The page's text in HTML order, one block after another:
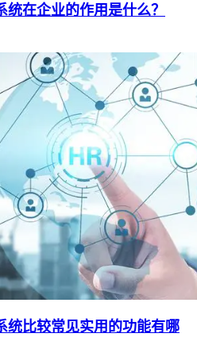
在企业的作用是什么？
统比较常见实用的功能有哪